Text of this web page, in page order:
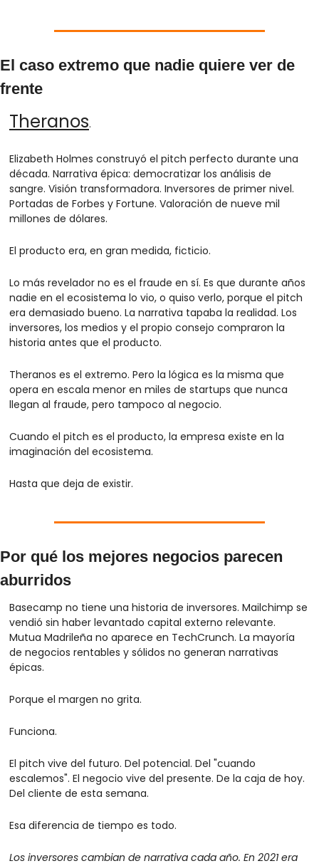
El caso extremo que nadie quiere ver de
frente
Theranos.
Elizabeth Holmes construyó el pitch perfecto durante una
década. Narrativa épica: democratizar los análisis de
sangre. Visión transformadora. Inversores de primer nivel.
Portadas de Forbes y Fortune. Valoración de nueve mil
millones de dólares.
El producto era, en gran medida, ficticio.
Lo más revelador no es el fraude en sí. Es que durante años
nadie en el ecosistema lo vio, o quiso verlo, porque el pitch
era demasiado bueno. La narrativa tapaba la realidad. Los
inversores, los medios y el propio consejo compraron la
historia antes que el producto.
Theranos es el extremo. Pero la lógica es la misma que
opera en escala menor en miles de startups que nunca
llegan al fraude, pero tampoco al negocio.
Cuando el pitch es el producto, la empresa existe en la
imaginación del ecosistema.
Hasta que deja de existir.
Por qué los mejores negocios parecen
aburridos
Basecamp no tiene una historia de inversores. Mailchimp se
vendió sin haber levantado capital externo relevante.
Mutua Madrileña no aparece en TechCrunch. La mayoría
de negocios rentables y sólidos no generan narrativas
épicas.
Porque el margen no grita.
Funciona.
El pitch vive del futuro. Del potencial. Del "cuando
escalemos". El negocio vive del presente. De la caja de hoy.
Del cliente de esta semana.
Esa diferencia de tiempo es todo.